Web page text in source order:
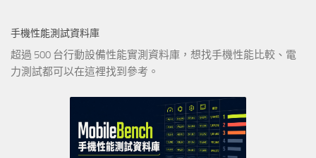
手機性能測試資料庫
超過 500 台行動設備性能實測資料庫，想找手機性能比較、電
力測試都可以在這裡找到參考。